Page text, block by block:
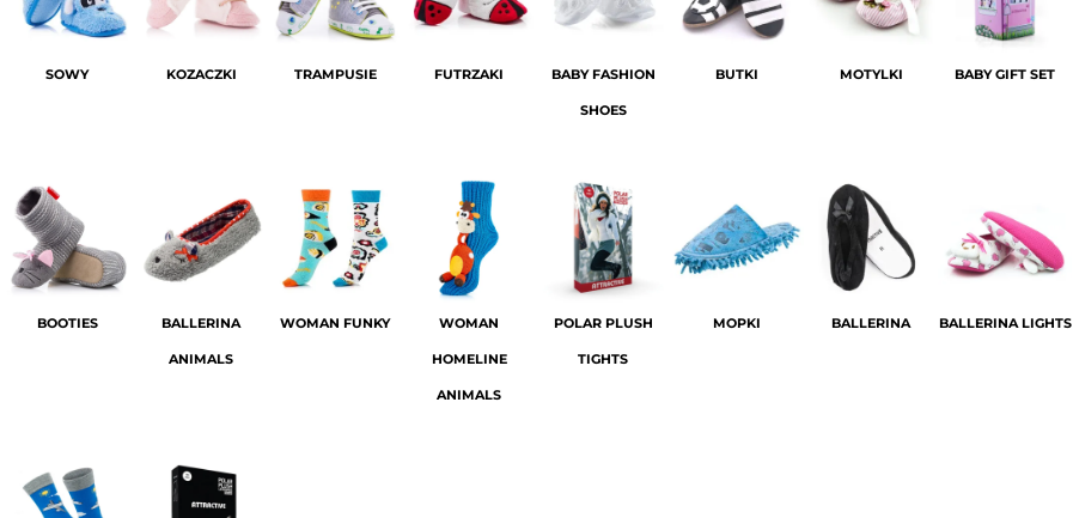
SOWY KOZACZKI TRAMPUSIE FUTRZAKI BABY FASHION
SHOES
BUTKI MOTYLKI BABY GIFT SET
BOOTIES BALLERINA
ANIMALS
WOMAN FUNKY WOMAN
HOMELINE
ANIMALS
POLAR PLUSH
TIGHTS
MOPKI BALLERINA BALLERINA LIGHTS